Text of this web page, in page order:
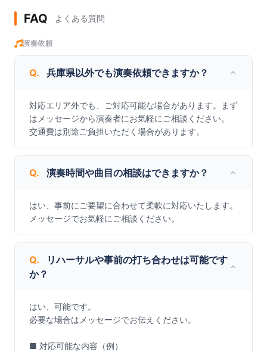
FAQ よくある質問
演奏依頼
Q. 兵庫県以外でも演奏依頼できますか？
対応エリア外でも、ご対応可能な場合があります。まず
はメッセージから演奏者にお気軽にご相談ください。
交通費は別途ご負担いただく場合があります。
Q. 演奏時間や曲目の相談はできますか？
はい、事前にご要望に合わせて柔軟に対応いたします。
メッセージでお気軽にご相談ください。
Q.
リハーサルや事前の打ち合わせは可能です
か？
はい、可能です。
必要な場合はメッセージでお伝えください。
■ 対応可能な内容（例）